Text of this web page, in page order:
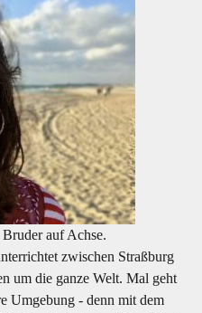
auf Achse.
zwischen Straßburg
um die ganze Welt. Mal geht
Umgebung - denn mit dem